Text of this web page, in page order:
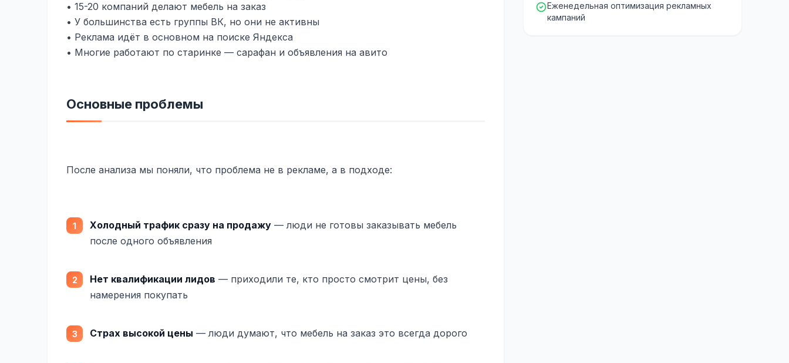
• 15-20 компаний делают мебель на заказ
• У большинства есть группы ВК, но они не активны
• Реклама идёт в основном на поиске Яндекса
• Многие работают по старинке — сарафан и объявления на авито
Основные проблемы
После анализа мы поняли, что проблема не в рекламе, а в подходе:
Холодный трафик сразу на продажу — люди не готовы заказывать мебель
после одного объявления
Нет квалификации лидов — приходили те, кто просто смотрит цены, без
намерения покупать
Страх высокой цены — люди думают, что мебель на заказ это всегда дорого
Еженедельная оптимизация рекламных
кампаний